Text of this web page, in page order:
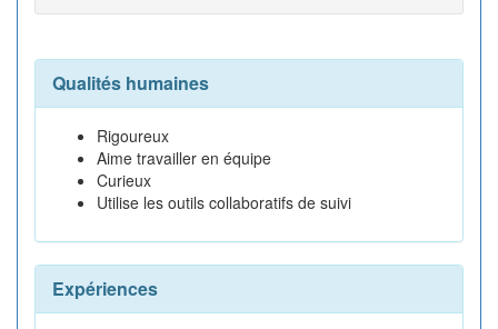
Qualités humaines
Rigoureux
Aime travailler en équipe
Curieux
Utilise les outils collaboratifs de suivi
Expériences